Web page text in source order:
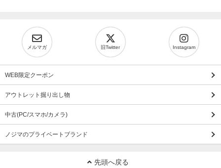
メルマガ 旧Twitter Instagram
WEB限定クーポン
アウトレット掘り出し物
中古(PC/スマホ/カメラ)
ノジマのプライベートブランド
先頭へ戻る